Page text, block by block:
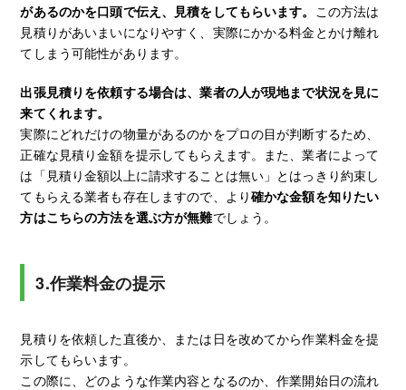
があるのかを口頭で伝え、見積をしてもらいます。 この方法は
見積りがあいまいになりやすく、実際にかかる料金とかけ離れ
てしまう可能性があります。
出張見積りを依頼する場合は、業者の人が現地まで状況を見に
来てくれます。
実際にどれだけの物量があるのかをプロの目が判断するため、
正確な見積り金額を提示してもらえます。また、業者によって
は「見積り金額以上に請求することは無い」とはっきり約束し
てもらえる業者も存在しますので、より確かな金額を知りたい
方はこちらの方法を選ぶ方が無難でしょう。
3.作業料金の提示
見積りを依頼した直後か、または日を改めてから作業料金を提
示してもらいます。
この際に、どのような作業内容となるのか、作業開始日の流れ